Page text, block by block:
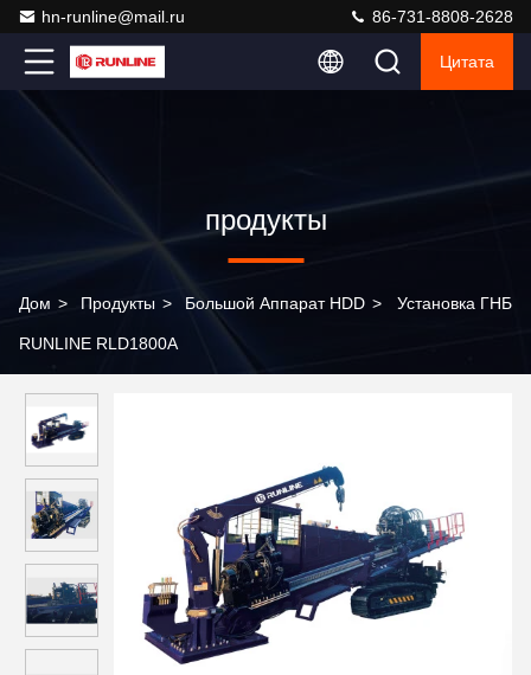
hn-runline@mail.ru 86-731-8808-2628
Цитата
продукты
Дом > Продукты > Большой Аппарат HDD > Установка ГНБ
RUNLINE RLD1800A